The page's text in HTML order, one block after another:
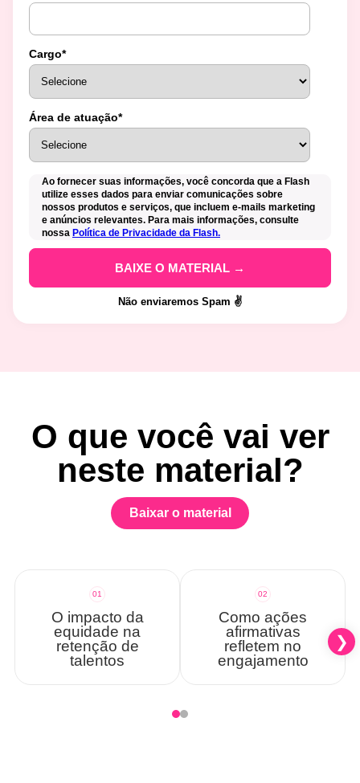
Cargo*
Área de atuação*
Ao fornecer suas informações, você concorda que a Flash
utilize esses dados para enviar comunicações sobre
nossos produtos e serviços, que incluem e-mails marketing
e anúncios relevantes. Para mais informações, consulte
nossa Política de Privacidade da Flash.
Não enviaremos Spam ✌️
O que você vai ver
neste material?
Baixar o material
01
O impacto da
equidade na
retenção de
talentos
02
Como ações
afirmativas
refletem no
engajamento